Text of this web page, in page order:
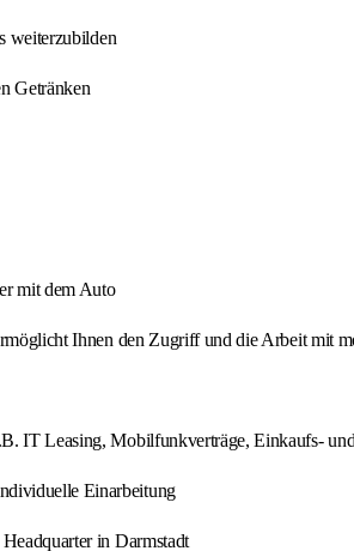
weiterzubilden
Getränken
mit dem Auto
Ihnen den Zugriff und die Arbeit mit
IT Leasing, Mobilfunkverträge, Einkaufs-
Einarbeitung
in Darmstadt